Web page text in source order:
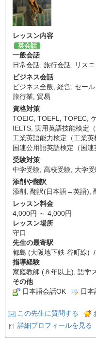
レッスン内容
英会話
一般会話
日常会話, 旅行会話, リス
ビジネス会話
ビジネス全般, 経営, セール
旅行業, 貿易
資格対策
TOEIC, TOEFL, TOPEC,
IELTS, 実用英語技能検定（
工業英語能力検定（工業英
国連公用語英語検定（国連
受験対策
中学受験, 高校受験, 大学
添削や翻訳
添削 , 翻訳(日本語→英語),
レッスン料金
4,000円 ～ 4,000円
レッスン場所
守口
先生の最寄駅
都島 (大阪地下鉄-谷町線)
指導経験
家庭教師 (８年以上), 語学
その他
日本語会話OK
日
この先生に質問する
詳細プロフィールを見る